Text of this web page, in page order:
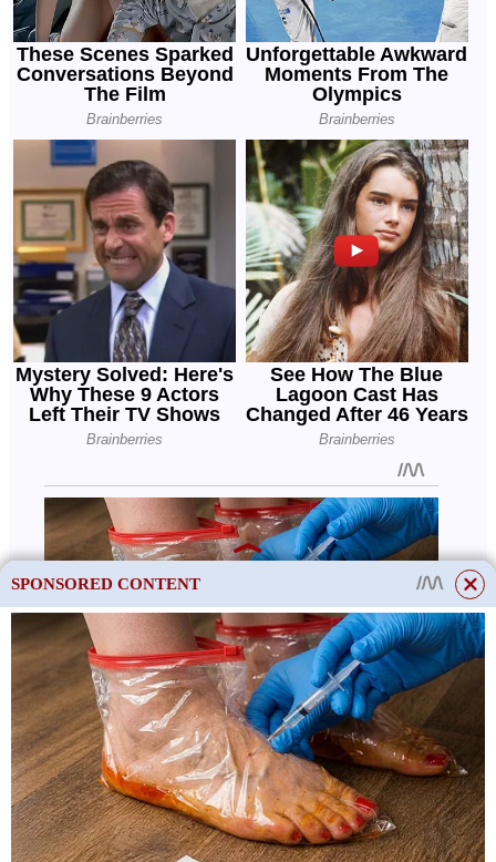
SPONSORED CONTENT